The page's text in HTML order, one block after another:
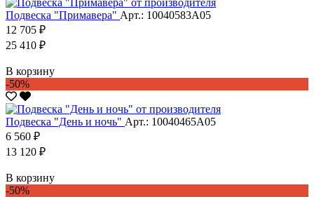
Подвеска "Примавера" Арт.: 10040583А05
12 705 ₽
25 410 ₽
В корзину
-50%
Подвеска "День и ночь" Арт.: 10040465А05
6 560 ₽
13 120 ₽
В корзину
-50%